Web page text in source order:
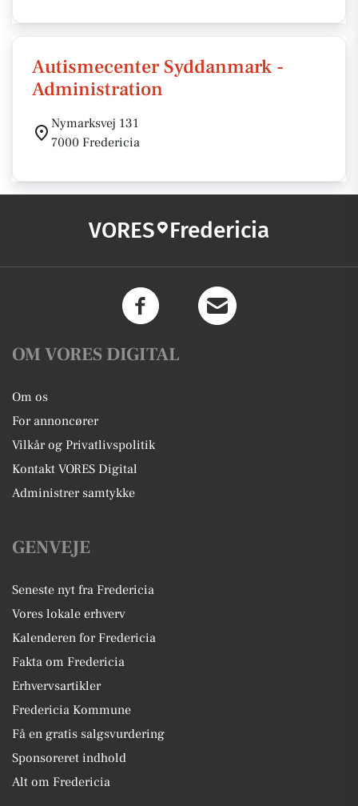
Autismecenter Syddanmark -
Administration
Nymarksvej 131
7000 Fredericia
VORES Fredericia
OM VORES DIGITAL
Om os
For annoncører
Vilkår og Privatlivspolitik
Kontakt VORES Digital
Administrer samtykke
GENVEJE
Seneste nyt fra Fredericia
Vores lokale erhverv
Kalenderen for Fredericia
Fakta om Fredericia
Erhvervsartikler
Fredericia Kommune
Få en gratis salgsvurdering
Sponsoreret indhold
Alt om Fredericia